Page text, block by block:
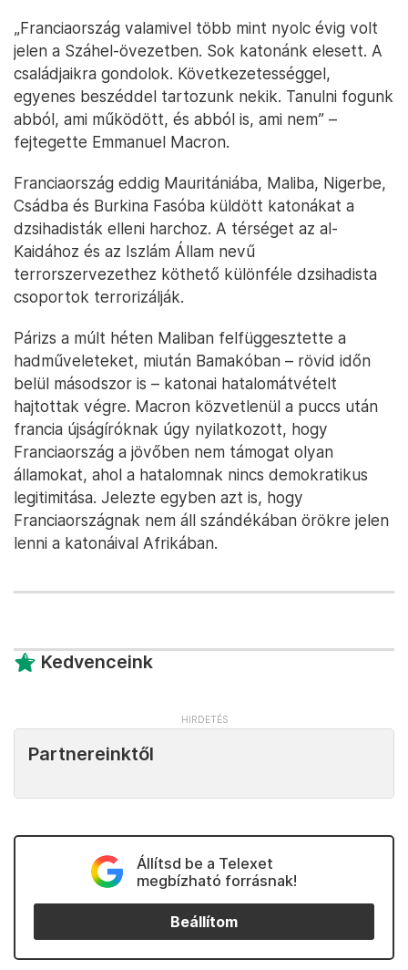
„Franciaország valamivel több mint nyolc évig volt
jelen a Száhel-övezetben. Sok katonánk elesett. A
családjaikra gondolok. Következetességgel,
egyenes beszéddel tartozunk nekik. Tanulni fogunk
abból, ami működött, és abból is, ami nem” –
fejtegette Emmanuel Macron.
Franciaország eddig Mauritániába, Maliba, Nigerbe,
Csádba és Burkina Fasóba küldött katonákat a
dzsihadisták elleni harchoz. A térséget az al-
Kaidához és az Iszlám Állam nevű
terrorszervezethez köthető különféle dzsihadista
csoportok terrorizálják.
Párizs a múlt héten Maliban felfüggesztette a
hadműveleteket, miután Bamakóban – rövid időn
belül másodszor is – katonai hatalomátvételt
hajtottak végre. Macron közvetlenül a puccs után
francia újságíróknak úgy nyilatkozott, hogy
Franciaország a jövőben nem támogat olyan
államokat, ahol a hatalomnak nincs demokratikus
legitimitása. Jelezte egyben azt is, hogy
Franciaországnak nem áll szándékában örökre jelen
lenni a katonáival Afrikában.
Kedvenceink
Partnereinktől
Állítsd be a Telexet
megbízható forrásnak!
Beállítom